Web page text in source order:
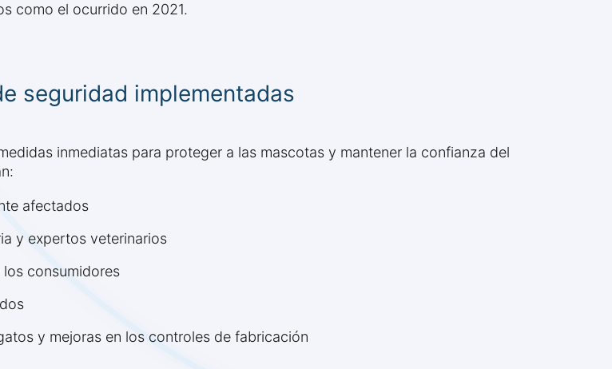
como el ocurrido en 2021.
seguridad implementadas
inmediatas para proteger a las mascotas y mantener la confianza del
afectados
y expertos veterinarios
consumidores
y mejoras en los controles de fabricación